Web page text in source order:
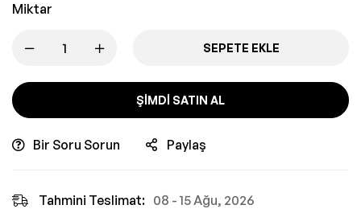
Miktar
SEPETE EKLE
ŞIMDI SATIN AL
Bir Soru Sorun Paylaş
Tahmini Teslimat: 08 - 15 Ağu, 2026